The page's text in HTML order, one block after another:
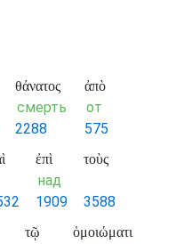
θάνατος
смерть
2288
ἀπὸ
от
575
ἐπὶ
над
1909
τοὺς
3588
τῷ ὁμοιώματι